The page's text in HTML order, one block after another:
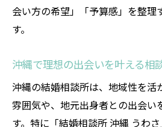
結婚相談所でモテる年齢
沖縄の結婚相談所で注
態
婚活で人気な年齢層と
会い方の希望」「予算感」を整理
す。
沖縄で理想の出会いを叶える相
沖縄の結婚相談所は、地域性を活
雰囲気や、地元出身者との出会い
す。特に「結婚相談所 沖縄 うわ